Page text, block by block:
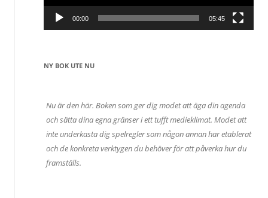
00:00 05:45
NY BOK UTE NU
Nu är den här. Boken som ger dig modet att äga din agenda
och sätta dina egna gränser i ett tufft medieklimat. Modet att
inte underkasta dig spelregler som någon annan har etablerat
och de konkreta verktygen du behöver för att påverka hur du
framställs.